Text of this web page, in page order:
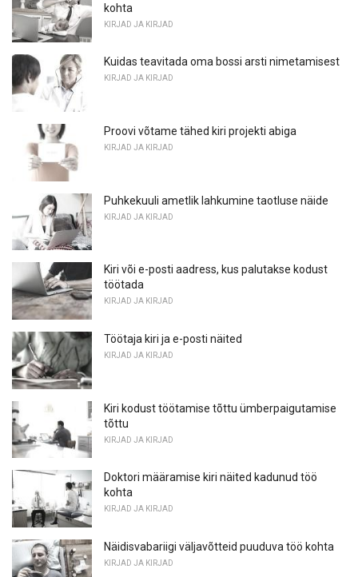
kohta
KIRJAD JA KIRJAD
Kuidas teavitada oma bossi arsti nimetamisest
KIRJAD JA KIRJAD
Proovi võtame tähed kiri projekti abiga
KIRJAD JA KIRJAD
Puhkekuuli ametlik lahkumine taotluse näide
KIRJAD JA KIRJAD
Kiri või e-posti aadress, kus palutakse kodust
töötada
KIRJAD JA KIRJAD
Töötaja kiri ja e-posti näited
KIRJAD JA KIRJAD
Kiri kodust töötamise tõttu ümberpaigutamise
tõttu
KIRJAD JA KIRJAD
Doktori määramise kiri näited kadunud töö
kohta
KIRJAD JA KIRJAD
Näidisvabariigi väljavõtteid puuduva töö kohta
KIRJAD JA KIRJAD